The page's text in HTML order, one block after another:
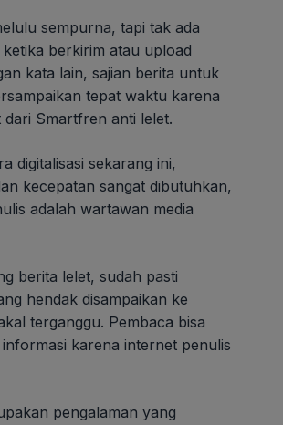
sempurna, tapi tak ada
berkirim atau upload
kata lain, sajian berita untuk
tepat waktu karena
dari Smartfren anti lelet.
digitalisasi sekarang ini,
kecepatan sangat dibutuhkan,
adalah wartawan media
berita lelet, sudah pasti
hendak disampaikan ke
terganggu. Pembaca bisa
karena internet penulis
pengalaman yang